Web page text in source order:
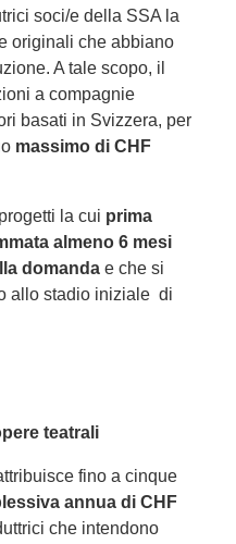
soci/e della SSA la
originali che abbiano
A tale scopo, il
a compagnie
basati in Svizzera, per
massimo di CHF
la cui prima
almeno 6 mesi
domanda e che si
allo stadio iniziale di
teatrali
fino a cinque
annua di CHF
che intendono